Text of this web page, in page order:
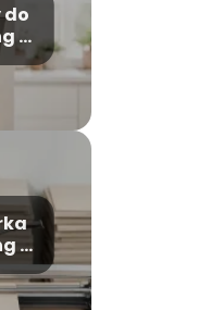
do
–
–